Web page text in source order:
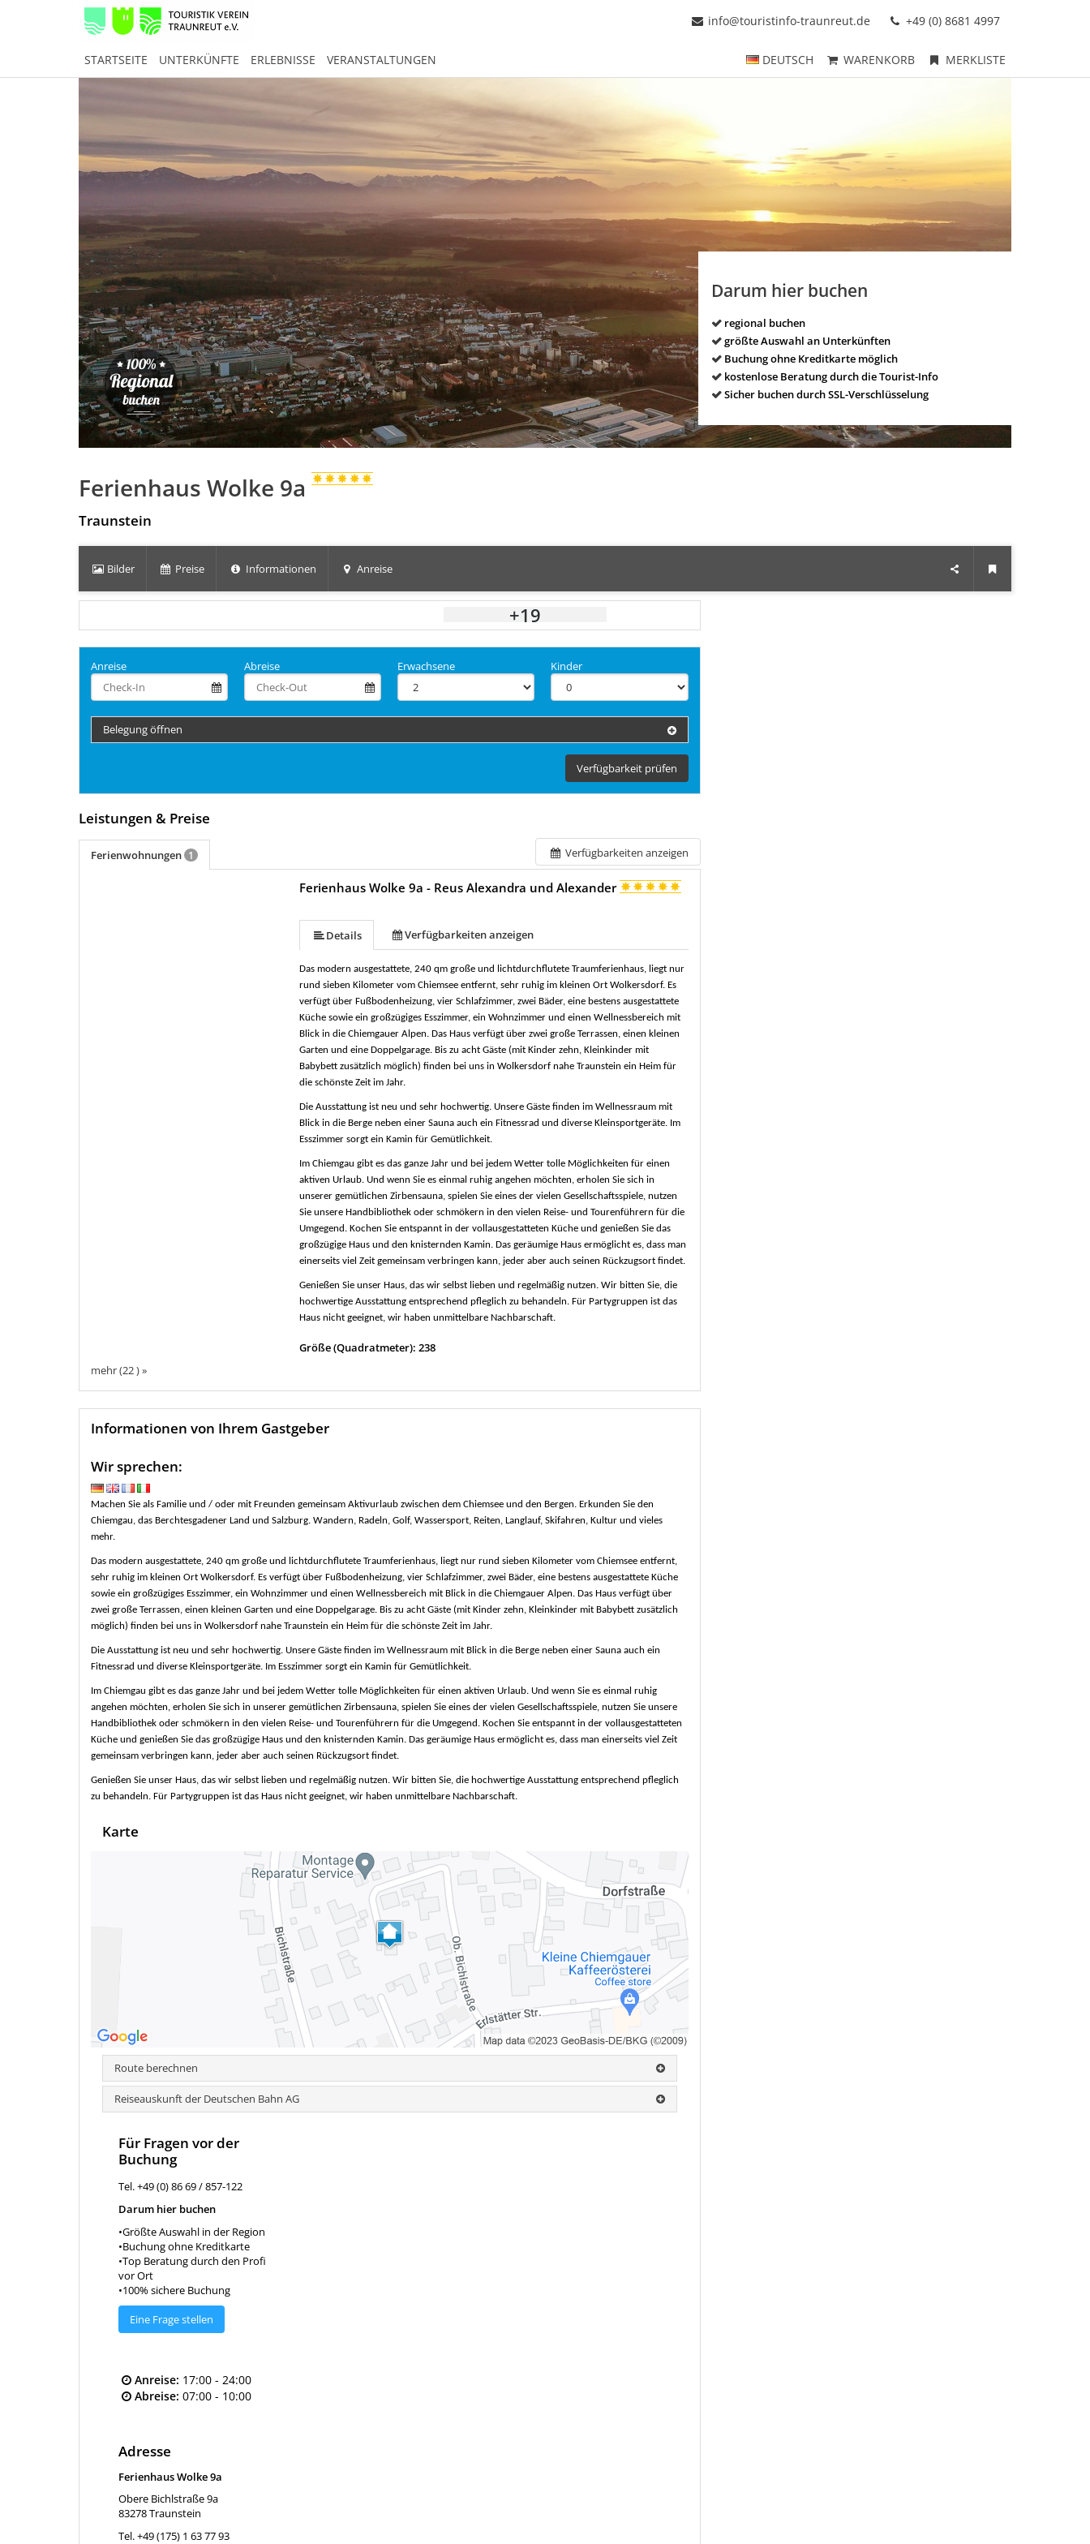
info@touristinfo-traunreut.de +49 (0) 8681 4997
DEUTSCH WARENKORB MERKLISTE
STARTSEITE UNTERKÜNFTE ERLEBNISSE VERANSTALTUNGEN
Darum hier buchen
regional buchen
größte Auswahl an Unterkünften
Buchung ohne Kreditkarte möglich
kostenlose Beratung durch die Tourist-Info
Sicher buchen durch SSL-Verschlüsselung
Ferienhaus Wolke 9a
Traunstein
Bilder Preise Informationen Anreise
+19
Anreise Abreise Erwachsene Kinder
Belegung öffnen
Verfügbarkeit prüfen
Verfügbarkeiten anzeigen
Leistungen & Preise
Ferienwohnungen 1
mehr (22 ) »
Ferienhaus Wolke 9a - Reus Alexandra und Alexander
Details Verfügbarkeiten anzeigen
Das modern ausgestattete, 240 qm große und lichtdurchflutete Traumferienhaus, liegt nur
rund sieben Kilometer vom Chiemsee entfernt, sehr ruhig im kleinen Ort Wolkersdorf. Es
verfügt über Fußbodenheizung, vier Schlafzimmer, zwei Bäder, eine bestens ausgestattete
Küche sowie ein großzügiges Esszimmer, ein Wohnzimmer und einen Wellnessbereich mit
Blick in die Chiemgauer Alpen. Das Haus verfügt über zwei große Terrassen, einen kleinen
Garten und eine Doppelgarage. Bis zu acht Gäste (mit Kinder zehn, Kleinkinder mit
Babybett zusätzlich möglich) finden bei uns in Wolkersdorf nahe Traunstein ein Heim für
die schönste Zeit im Jahr.
Die Ausstattung ist neu und sehr hochwertig. Unsere Gäste finden im Wellnessraum mit
Blick in die Berge neben einer Sauna auch ein Fitnessrad und diverse Kleinsportgeräte. Im
Esszimmer sorgt ein Kamin für Gemütlichkeit.
Im Chiemgau gibt es das ganze Jahr und bei jedem Wetter tolle Möglichkeiten für einen
aktiven Urlaub. Und wenn Sie es einmal ruhig angehen möchten, erholen Sie sich in
unserer gemütlichen Zirbensauna, spielen Sie eines der vielen Gesellschaftsspiele, nutzen
Sie unsere Handbibliothek oder schmökern in den vielen Reise- und Tourenführern für die
Umgegend. Kochen Sie entspannt in der vollausgestatteten Küche und genießen Sie das
großzügige Haus und den knisternden Kamin. Das geräumige Haus ermöglicht es, dass man
einerseits viel Zeit gemeinsam verbringen kann, jeder aber auch seinen Rückzugsort findet.
Genießen Sie unser Haus, das wir selbst lieben und regelmäßig nutzen. Wir bitten Sie, die
hochwertige Ausstattung entsprechend pfleglich zu behandeln. Für Partygruppen ist das
Haus nicht geeignet, wir haben unmittelbare Nachbarschaft.
Größe (Quadratmeter): 238
Informationen von Ihrem Gastgeber
Wir sprechen:
Machen Sie als Familie und / oder mit Freunden gemeinsam Aktivurlaub zwischen dem Chiemsee und den Bergen. Erkunden Sie den
Chiemgau, das Berchtesgadener Land und Salzburg. Wandern, Radeln, Golf, Wassersport, Reiten, Langlauf, Skifahren, Kultur und vieles
mehr.
Das modern ausgestattete, 240 qm große und lichtdurchflutete Traumferienhaus, liegt nur rund sieben Kilometer vom Chiemsee entfernt,
sehr ruhig im kleinen Ort Wolkersdorf. Es verfügt über Fußbodenheizung, vier Schlafzimmer, zwei Bäder, eine bestens ausgestattete Küche
sowie ein großzügiges Esszimmer, ein Wohnzimmer und einen Wellnessbereich mit Blick in die Chiemgauer Alpen. Das Haus verfügt über
zwei große Terrassen, einen kleinen Garten und eine Doppelgarage. Bis zu acht Gäste (mit Kinder zehn, Kleinkinder mit Babybett zusätzlich
möglich) finden bei uns in Wolkersdorf nahe Traunstein ein Heim für die schönste Zeit im Jahr.
Die Ausstattung ist neu und sehr hochwertig. Unsere Gäste finden im Wellnessraum mit Blick in die Berge neben einer Sauna auch ein
Fitnessrad und diverse Kleinsportgeräte. Im Esszimmer sorgt ein Kamin für Gemütlichkeit.
Im Chiemgau gibt es das ganze Jahr und bei jedem Wetter tolle Möglichkeiten für einen aktiven Urlaub. Und wenn Sie es einmal ruhig
angehen möchten, erholen Sie sich in unserer gemütlichen Zirbensauna, spielen Sie eines der vielen Gesellschaftsspiele, nutzen Sie unsere
Handbibliothek oder schmökern in den vielen Reise- und Tourenführern für die Umgegend. Kochen Sie entspannt in der vollausgestatteten
Küche und genießen Sie das großzügige Haus und den knisternden Kamin. Das geräumige Haus ermöglicht es, dass man einerseits viel Zeit
gemeinsam verbringen kann, jeder aber auch seinen Rückzugsort findet.
Genießen Sie unser Haus, das wir selbst lieben und regelmäßig nutzen. Wir bitten Sie, die hochwertige Ausstattung entsprechend pfleglich
zu behandeln. Für Partygruppen ist das Haus nicht geeignet, wir haben unmittelbare Nachbarschaft.
Karte
Route berechnen
Reiseauskunft der Deutschen Bahn AG
Für Fragen vor der
Buchung
Tel. +49 (0) 86 69 / 857-122
Darum hier buchen
•Größte Auswahl in der Region
•Buchung ohne Kreditkarte
•Top Beratung durch den Profi
vor Ort
•100% sichere Buchung
Eine Frage stellen
Anreise: 17:00 - 24:00
Abreise: 07:00 - 10:00
Adresse
Ferienhaus Wolke 9a
Obere Bichlstraße 9a
83278Traunstein
Tel.+49 (175) 1 63 77 93